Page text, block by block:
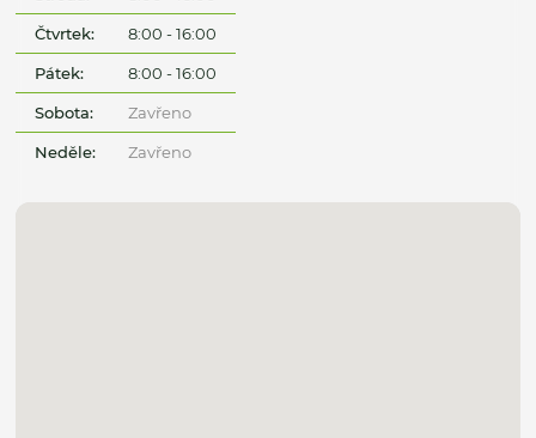
Čtvrtek: 8:00 - 16:00
Pátek: 8:00 - 16:00
Sobota: Zavřeno
Neděle: Zavřeno